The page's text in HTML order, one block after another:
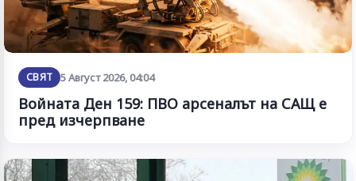
СВЯТ 5 Август 2026, 04:04
Войната Ден 159: ПВО арсеналът на САЩ е
пред изчерпване